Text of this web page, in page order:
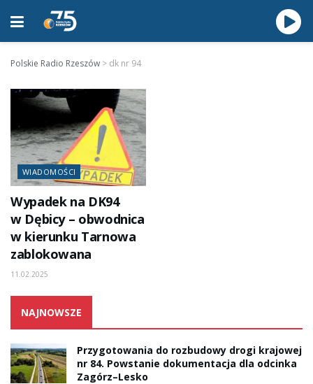
Polskie Radio Rzeszów > dk nr 94
WIADOMOŚCI
Wypadek na DK94
w Dębicy – obwodnica
w kierunku Tarnowa
zablokowana
11.02.2025
NAJNOWSZE
Przygotowania do rozbudowy drogi krajowej
nr 84. Powstanie dokumentacja dla odcinka
Zagórz–Lesko